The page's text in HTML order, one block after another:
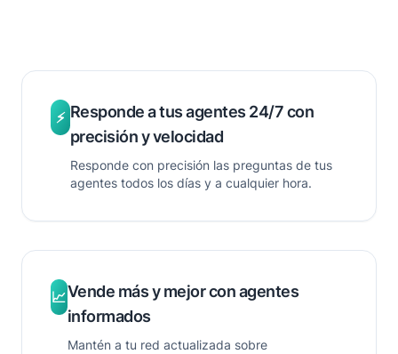
Beneficios clave
⚡ Responde a tus agentes 24/7 con
precisión y velocidad
Responde con precisión las preguntas de tus
agentes todos los días y a cualquier hora.
📈Vende más y mejor con agentes
informados
Mantén a tu red actualizada sobre